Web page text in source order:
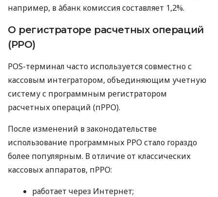
например, в àбанк комиссия составляет 1,2%.
О регистраторе расчетных операций
(РРО)
POS-терминал часто используется совместно с
кассовым интегратором, объединяющим учетную
систему с программным регистратором
расчетных операций (пРРО).
После изменений в законодательстве
использование программных РРО стало гораздо
более популярным. В отличие от классических
кассовых аппаратов, пРРО:
работает через Интернет;